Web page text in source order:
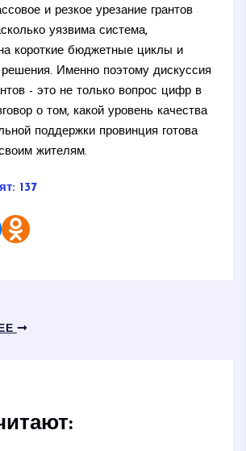
и резкое урезание грантов
уязвима система,
короткие бюджетные циклы и
Именно поэтому дискуссия
- это не только вопрос цифр в
о том, какой уровень качества
поддержки провинция готова
жителям.
137